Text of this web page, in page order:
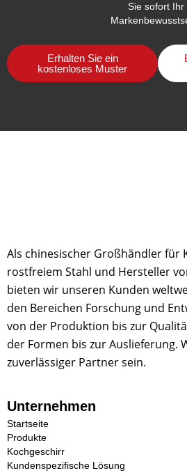
Sie sofort Ihr
Erhalten Sie ein
kostenloses Muster
Als chinesischer Großhändler für
rostfreiem Stahl und Hersteller
bieten wir unseren Kunden
den Bereichen Forschung und
von der Produktion bis zur
der Formen bis zur Auslieferung.
zuverlässiger Partner sein.
Unternehmen
Startseite
Produkte
Kochgeschirr
Kundenspezifische Lösung